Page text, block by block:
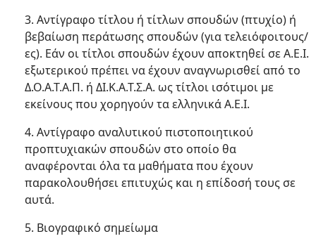
3. Αντίγραφο τίτλου ή τίτλων σπουδών (πτυχίο) ή
βεβαίωση περάτωσης σπουδών (για τελειόφοιτους/
ες). Εάν οι τίτλοι σπουδών έχουν αποκτηθεί σε Α.Ε.Ι.
εξωτερικού πρέπει να έχουν αναγνωρισθεί από το
Δ.Ο.Α.Τ.Α.Π. ή ΔΙ.Κ.Α.Τ.Σ.Α. ως τίτλοι ισότιμοι με
εκείνους που χορηγούν τα ελληνικά Α.Ε.Ι.
4. Αντίγραφο αναλυτικού πιστοποιητικού
προπτυχιακών σπουδών στο οποίο θα
αναφέρονται όλα τα μαθήματα που έχουν
παρακολουθήσει επιτυχώς και η επίδοσή τους σε
αυτά.
5. Βιογραφικό σημείωμα